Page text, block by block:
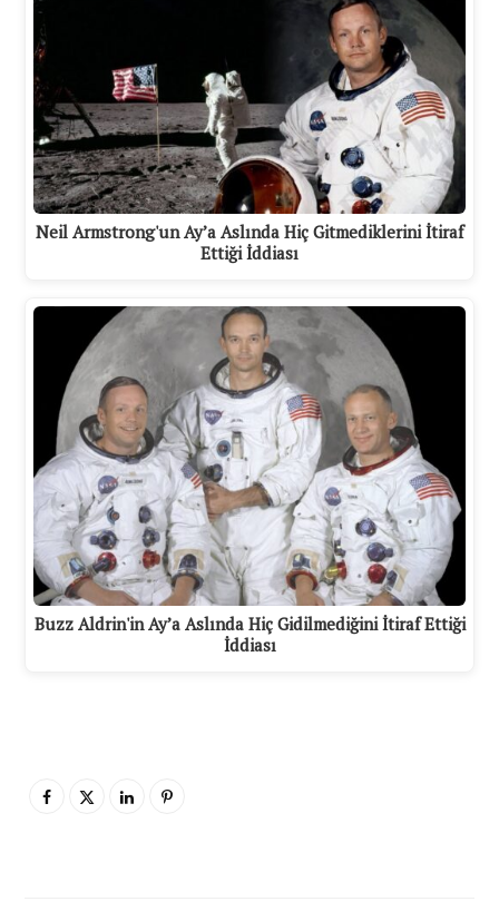
Neil Armstrong'un Ay’a Aslında Hiç Gitmediklerini İtiraf
Ettiği İddiası
Buzz Aldrin'in Ay’a Aslında Hiç Gidilmediğini İtiraf Ettiği
İddiası